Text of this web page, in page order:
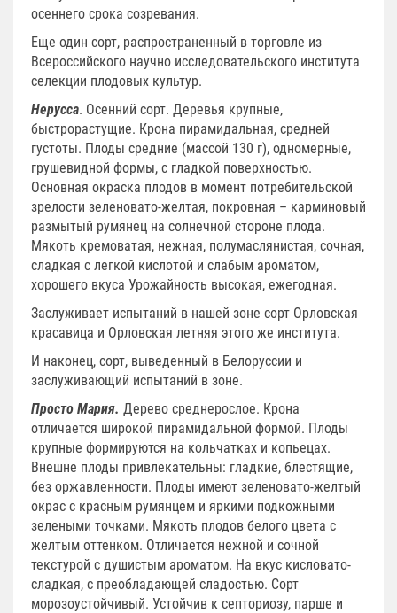
осеннего срока созревания.
Еще один сорт, распространенный в торговле из
Всероссийского научно исследовательского института
селекции плодовых культур.
Нерусса. Осенний сорт. Деревья крупные,
быстрорастущие. Крона пирамидальная, средней
густоты. Плоды средние (массой 130 г), одномерные,
грушевидной формы, с гладкой поверхностью.
Основная окраска плодов в момент потребительской
зрелости зеленовато-желтая, покровная – карминовый
размытый румянец на солнечной стороне плода.
Мякоть кремоватая, нежная, полумаслянистая, сочная,
сладкая с легкой кислотой и слабым ароматом,
хорошего вкуса Урожайность высокая, ежегодная.
Заслуживает испытаний в нашей зоне сорт Орловская
красавица и Орловская летняя этого же института.
И наконец, сорт, выведенный в Белоруссии и
заслуживающий испытаний в зоне.
Просто Мария. Дерево среднерослое. Крона
отличается широкой пирамидальной формой. Плоды
крупные формируются на кольчатках и копьецах.
Внешне плоды привлекательны: гладкие, блестящие,
без оржавленности. Плоды имеют зеленовато-желтый
окрас с красным румянцем и яркими подкожными
зелеными точками. Мякоть плодов белого цвета с
желтым оттенком. Отличается нежной и сочной
текстурой с душистым ароматом. На вкус кисловато-
сладкая, с преобладающей сладостью. Сорт
морозоустойчивый. Устойчив к септориозу, парше и